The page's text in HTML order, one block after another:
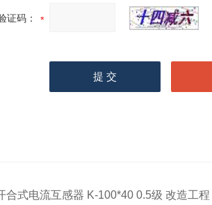
证码：
合式电流互感器 K-100*40 0.5级 改造工程